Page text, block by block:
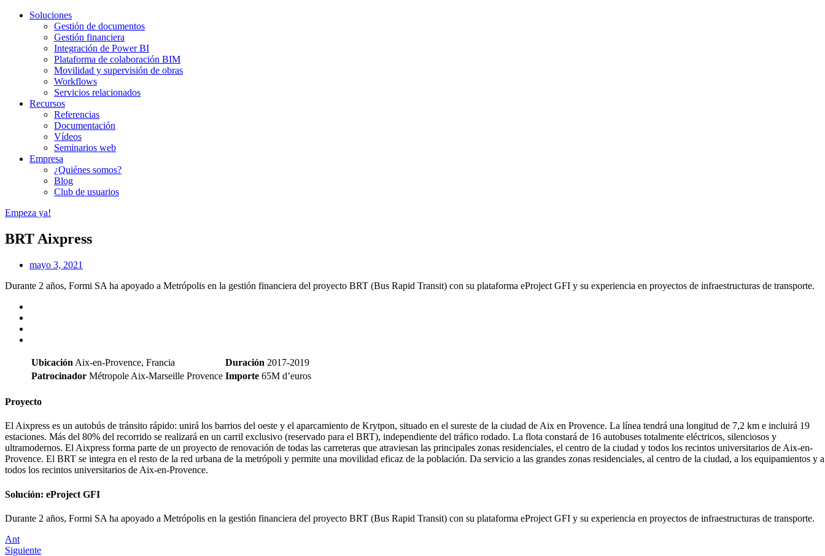
Soluciones
Gestión de documentos
Gestión financiera
Integración de Power BI
Plataforma de colaboración BIM
Movilidad y supervisión de obras
Workflows
Servicios relacionados
Recursos
Referencias
Documentación
Vídeos
Seminarios web
Empresa
¿Quiénes somos?
Blog
Club de usuarios
Empeza ya!
BRT Aixpress
mayo 3, 2021
Durante 2 años, Formi SA ha apoyado a Metrópolis en la gestión financiera del proyecto BRT (Bus Rapid Transit) con su plataforma eProject GFI y su experiencia en proyectos de infraestructuras de transporte.
Ubicación Aix-en-Provence, Francia Duración 2017-2019
Patrocinador Métropole Aix-Marseille Provence Importe 65M d’euros
Proyecto
El Aixpress es un autobús de tránsito rápido: unirá los barrios del oeste y el aparcamiento de Krytpon, situado en el sureste de la ciudad de Aix en Provence. La línea tendrá una longitud de 7,2 km e incluirá 19
estaciones. Más del 80% del recorrido se realizará en un carril exclusivo (reservado para el BRT), independiente del tráfico rodado. La flota constará de 16 autobuses totalmente eléctricos, silenciosos y
ultramodernos. El Aixpress forma parte de un proyecto de renovación de todas las carreteras que atraviesan las principales zonas residenciales, el centro de la ciudad y todos los recintos universitarios de Aix-en-
Provence. El BRT se integra en el resto de la red urbana de la metrópoli y permite una movilidad eficaz de la población. Da servicio a las grandes zonas residenciales, al centro de la ciudad, a los equipamientos y a
todos los recintos universitarios de Aix-en-Provence.
Solución: eProject GFI
Durante 2 años, Formi SA ha apoyado a Metrópolis en la gestión financiera del proyecto BRT (Bus Rapid Transit) con su plataforma eProject GFI y su experiencia en proyectos de infraestructuras de transporte.
Ant
Siguiente